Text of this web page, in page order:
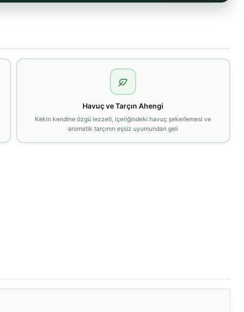
Havuç ve Tarçın Ahengi
Kekin kendine özgü lezzeti, içeriğindeki havuç şekerlemesi ve
aromatik tarçının eşsiz uyumundan geli